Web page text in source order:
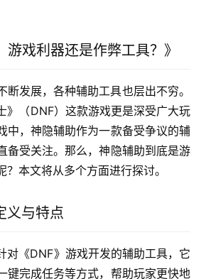
游戏利器还是作弊工具？》
断发展，各种辅助工具也层出不穷。
》（DNF）这款游戏更是深受广大玩
中，神隐辅助作为一款备受争议的辅
备受关注。那么，神隐辅助到底是游
本文将从多个方面进行探讨。
义与特点
对《DNF》游戏开发的辅助工具，它
键完成任务等方式，帮助玩家更快地